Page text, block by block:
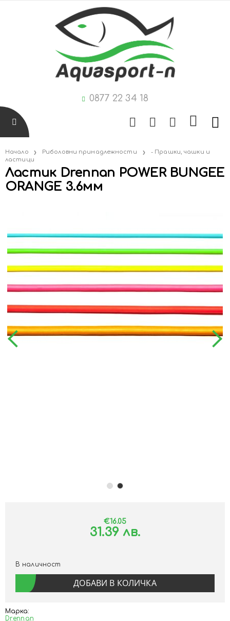
0877 22 34 18
Начало Риболовни принадлежности
- Прашки, чашки и
ластици
Ластик Drennan POWER BUNGEE
ORANGE 3.6мм
Марка:
Drennan
€16.05
31.39 лв.
В наличност